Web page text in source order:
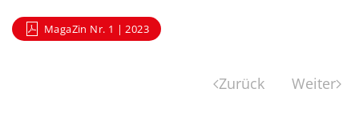
MagaZin Nr. 1 | 2023
Zurück Weiter